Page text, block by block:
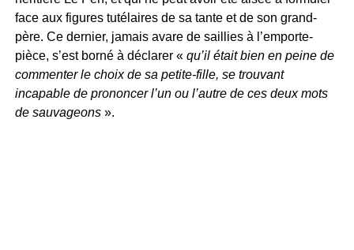
face aux figures tutélaires de sa tante et de son grand-
père. Ce dernier, jamais avare de saillies à l’emporte-
pièce, s’est borné à déclarer « qu’il était bien en peine de
commenter le choix de sa petite-fille, se trouvant
incapable de prononcer l’un ou l’autre de ces deux mots
de sauvageons».